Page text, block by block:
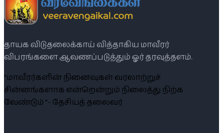
தாயக விடுதலைக்காய் வித்தாகிய மாவீரர்
விபரங்களை ஆவணப்படுத்தும் ஓர் தரவுத்தளம்.
“மாவீரர்களின் நினைவுகள் வரலாற்றுச்
சின்னங்களாக என்றென்றும் நிலைத்து நிற்க
வேண்டும் ”- தேசியத் தலைவர்